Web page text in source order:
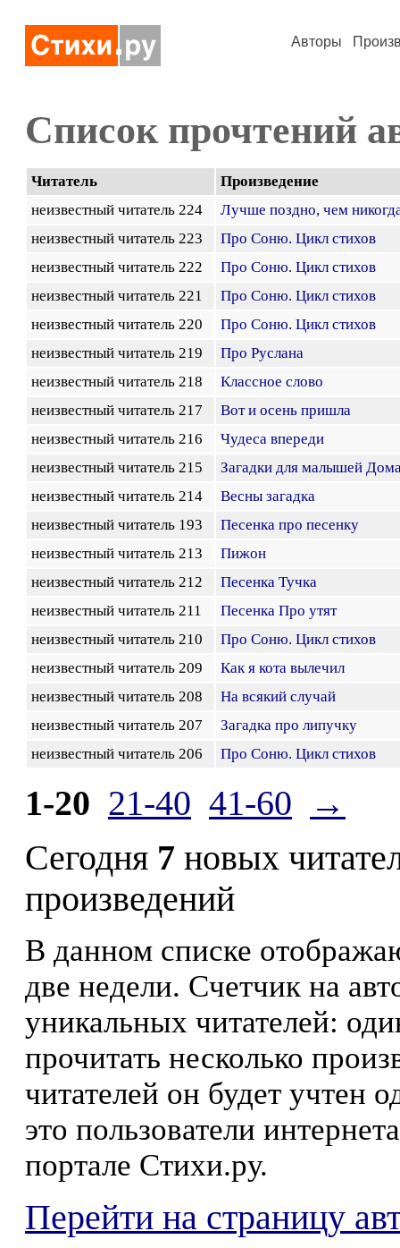
Авторы
Список прочтений
Читатель
Произведение
неизвестный читатель 224
Лучше поздно, чем
неизвестный читатель 223
Про Соню. Цикл стихов
неизвестный читатель 222
Про Соню. Цикл стихов
неизвестный читатель 221
Про Соню. Цикл стихов
неизвестный читатель 220
Про Соню. Цикл стихов
неизвестный читатель 219
Про Руслана
неизвестный читатель 218
Классное слово
неизвестный читатель 217
Вот и осень пришла
неизвестный читатель 216
Чудеса впереди
неизвестный читатель 215
Загадки для малышей
неизвестный читатель 214
Весны загадка
неизвестный читатель 193
Песенка про песенку
неизвестный читатель 213
Пижон
неизвестный читатель 212
Песенка Тучка
неизвестный читатель 211
Песенка Про утят
неизвестный читатель 210
Про Соню. Цикл стихов
неизвестный читатель 209
Как я кота вылечил
неизвестный читатель 208
На всякий случай
неизвестный читатель 207
Загадка про липучку
неизвестный читатель 206
Про Соню. Цикл стихов
1-20 21-40 41-60
→
Сегодня 7 новых
произведений
В данном списке
две недели. Счетчик на
уникальных читателей:
прочитать несколько
читателей он будет учтен
это пользователи
портале Стихи.ру.
Перейти на страницу